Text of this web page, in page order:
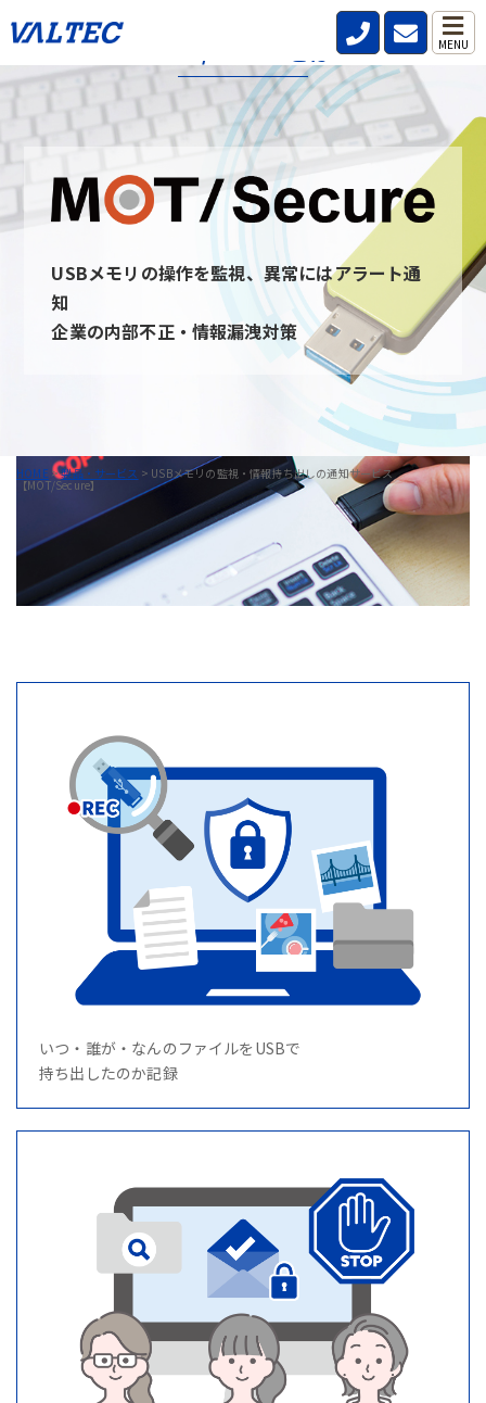
MENU
HOME >製品・サービス > USBメモリの監視・情報持ち出しの通知サービス
【MOT/Secure】
USBメモリの操作を監視、異常にはアラート通
知
企業の内部不正・情報漏洩対策
MOT/secureとは、社内・社外問わず従業員が利用するPCのUSB
デバイスを監視し、いつ・誰が・どんな情報を持ち出したのか記
録と通知を行うことができるサービスです。
USBデバイスを監視することを周知させることで情報の持ち出し
を牽制し、防止できます。 また、MOT/secureと通信ができない
MOT/Secureへのお問い合わせ
いつ・誰が・なんのファイルをUSBで
持ち出したのか記録